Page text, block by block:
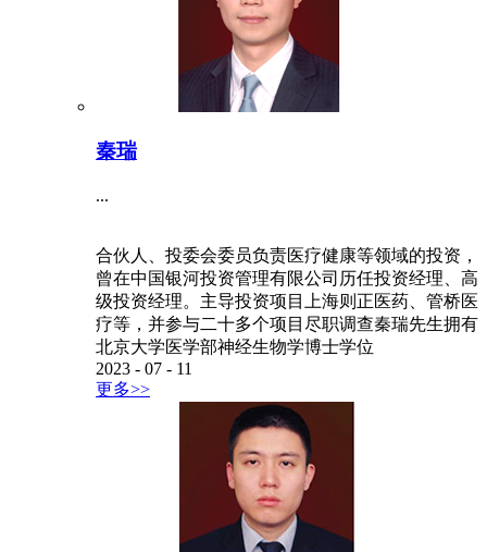
秦瑞
...
合伙人、投委会委员负责医疗健康等领域的投资，
曾在中国银河投资管理有限公司历任投资经理、高
级投资经理。主导投资项目上海则正医药、管桥医
疗等，并参与二十多个项目尽职调查秦瑞先生拥有
北京大学医学部神经生物学博士学位
2023 - 07 - 11
更多>>